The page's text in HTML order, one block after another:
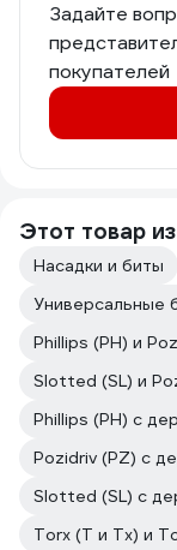
Задайте
покупателей
Этот товар
Насадки и биты
Универсальные
Phillips (PH) и
Slotted (SL) и
Phillips (PH) с
Pozidriv (PZ) с
Slotted (SL) с
Torx (T и Tx) и